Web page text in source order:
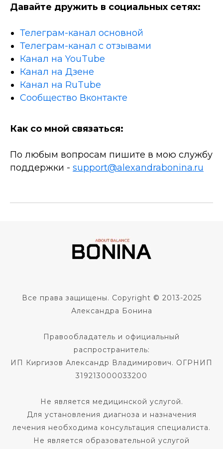
Давайте дружить в социальных сетях:
Телеграм-канал основной
Телеграм-канал с отзывами
Канал на YouTube
Канал на Дзене
Канал на RuTube
Сообщество Вконтакте
Как со мной связаться:
По любым вопросам пишите в мою службу
поддержки - support@alexandrabonina.ru
Все права защищены. Copyright © 2013-2025
Александра Бонина
Правообладатель и официальный
распространитель:
ИП Киргизов Александр Владимирович. ОГРНИП
319213000033200
Не является медицинской услугой.
Для установления диагноза и назначения
лечения необходима консультация специалиста.
Не является образовательной услугой